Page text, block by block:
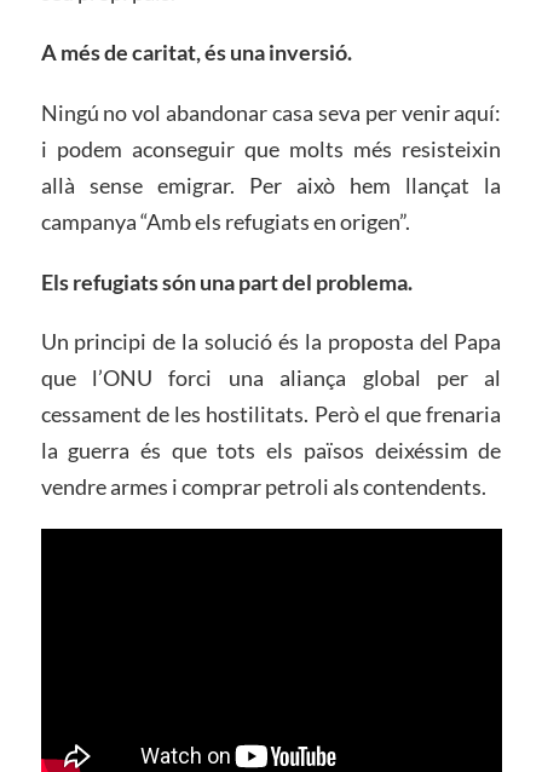
A més de caritat, és una inversió.
Ningú no vol abandonar casa seva per venir aquí:
i podem aconseguir que molts més resisteixin
allà sense emigrar. Per això hem llançat la
campanya “Amb els refugiats en origen”.
Els refugiats són una part del problema.
Un principi de la solució és la proposta del Papa
que l’ONU forci una aliança global per al
cessament de les hostilitats. Però el que frenaria
la guerra és que tots els països deixéssim de
vendre armes i comprar petroli als contendents.